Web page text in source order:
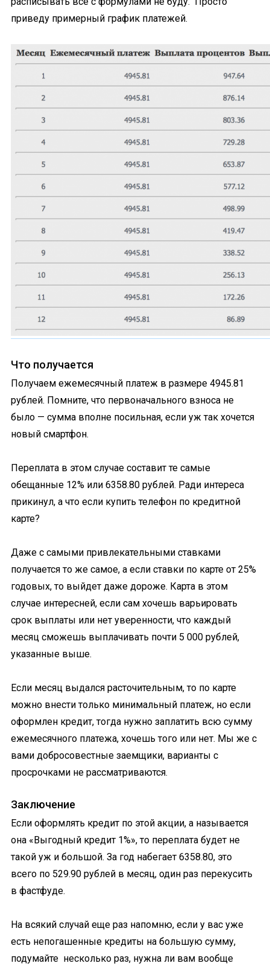
приведу примерный график платежей.
Что получается
Получаем ежемесячный платеж в размере 4945.81
рублей. Помните, что первоначального взноса не
было — сумма вполне посильная, если уж так хочется
новый смартфон.
Переплата в этом случае составит те самые
обещанные 12% или 6358.80 рублей. Ради интереса
прикинул, а что если купить телефон по кредитной
карте?
Даже с самыми привлекательными ставками
получается то же самое, а если ставки по карте от 25%
годовых, то выйдет даже дороже. Карта в этом
случае интересней, если сам хочешь варьировать
срок выплаты или нет уверенности, что каждый
месяц сможешь выплачивать почти 5 000 рублей,
указанные выше.
Если месяц выдался расточительным, то по карте
можно внести только минимальный платеж, но если
оформлен кредит, тогда нужно заплатить всю сумму
ежемесячного платежа, хочешь того или нет. Мы же с
вами добросовестные заемщики, варианты с
просрочками не рассматриваются.
Заключение
Если оформлять кредит по этой акции, а называется
она «Выгодный кредит 1%», то переплата будет не
такой уж и большой. За год набегает 6358.80, это
всего по 529.90 рублей в месяц, один раз перекусить
в фастфуде.
На всякий случай еще раз напомню, если у вас уже
есть непогашенные кредиты на большую сумму,
подумайте несколько раз, нужна ли вам вообще